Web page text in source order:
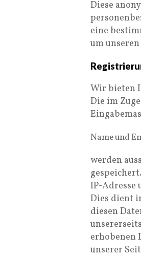
Diese
eine
um
Wir bieten
Die im
Name und
werden
IP-Adresse
Dies dient
diesen
erhobenen
unserer